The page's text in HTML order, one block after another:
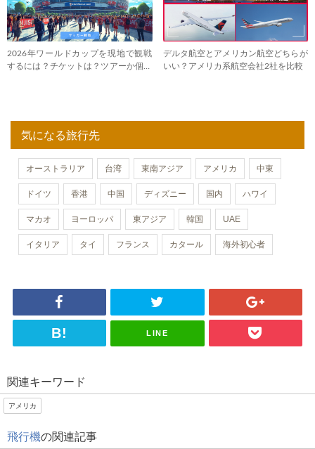
2026年ワールドカップを現地で観戦
するには？チケットは？ツアーか個人
デルタ航空とアメリカン航空どちらが
いい？アメリカ系航空会社2社を比較
気になる旅行先
オーストラリア 台湾 東南アジア アメリカ 中東
ドイツ 香港 中国 ディズニー 国内 ハワイ
マカオ ヨーロッパ 東アジア 韓国 UAE
イタリア タイ フランス カタール 海外初心者
LINE
関連キーワード
アメリカ
飛行機の関連記事